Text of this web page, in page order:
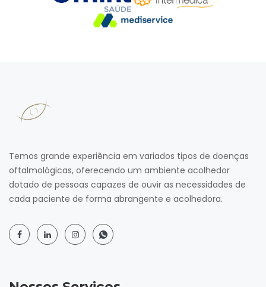
Temos grande experiência em variados tipos de doenças
oftalmológicas, oferecendo um ambiente acolhedor
dotado de pessoas capazes de ouvir as necessidades de
cada paciente de forma abrangente e acolhedora.